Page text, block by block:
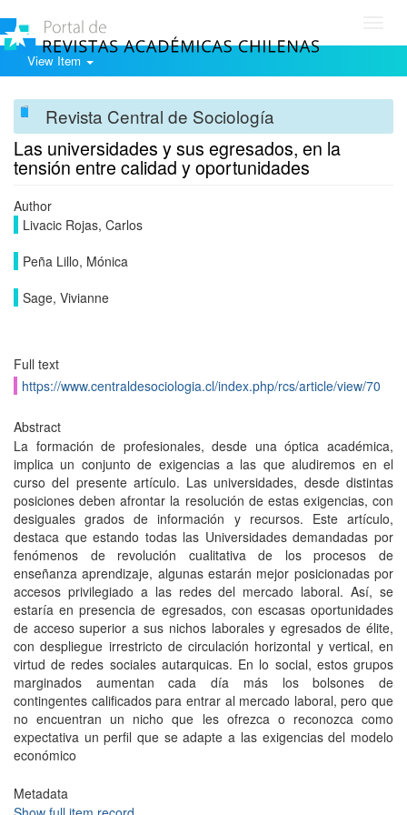
View Item
Revista Central de Sociología
Las universidades y sus egresados, en la
tensión entre calidad y oportunidades
Author
Livacic Rojas, Carlos
Peña Lillo, Mónica
Sage, Vivianne
Full text
https://www.centraldesociologia.cl/index.php/rcs/article/view/70
Abstract
La formación de profesionales, desde una óptica académica,
implica un conjunto de exigencias a las que aludiremos en el
curso del presente artículo. Las universidades, desde distintas
posiciones deben afrontar la resolución de estas exigencias, con
desiguales grados de información y recursos. Este artículo,
destaca que estando todas las Universidades demandadas por
fenómenos de revolución cualitativa de los procesos de
enseñanza aprendizaje, algunas estarán mejor posicionadas por
accesos privilegiado a las redes del mercado laboral. Así, se
estaría en presencia de egresados, con escasas oportunidades
de acceso superior a sus nichos laborales y egresados de élite,
con despliegue irrestricto de circulación horizontal y vertical, en
virtud de redes sociales autarquicas. En lo social, estos grupos
marginados aumentan cada día más los bolsones de
contingentes calificados para entrar al mercado laboral, pero que
no encuentran un nicho que les ofrezca o reconozca como
expectativa un perfil que se adapte a las exigencias del modelo
económico
Metadata